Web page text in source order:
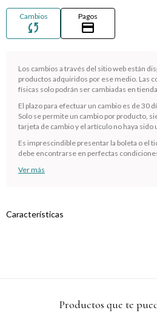
Cambios
sync
Pagos
credit_card
Los cambios a través del sitio web están
productos adquiridos por ese medio. Las
físicas solo podrán ser cambiadas en
El plazo para efectuar un cambio es de 30
Solo se permite un cambio por producto,
tarjeta de cambio y el artículo no haya sido
Es imprescindible presentar la boleta o el
debe encontrarse en perfectas
Ver más
Características
Productos que te
Comprá ahora
Después,
cuotas y sin
tarjeta de
Comprá en 3 cuotas sin
cuotas * ¡Solo con
Verifica si estás calificado
Después:
Cédula de identidad
Estás calificado para
Después.
Elegís Pago Después
Ups!